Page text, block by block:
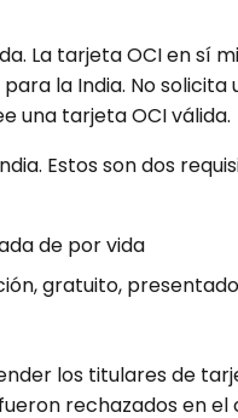
La tarjeta OCI en sí
la India. No solicita
una tarjeta OCI válida.
Estos son dos
de por vida
gratuito,
los titulares de
rechazados en